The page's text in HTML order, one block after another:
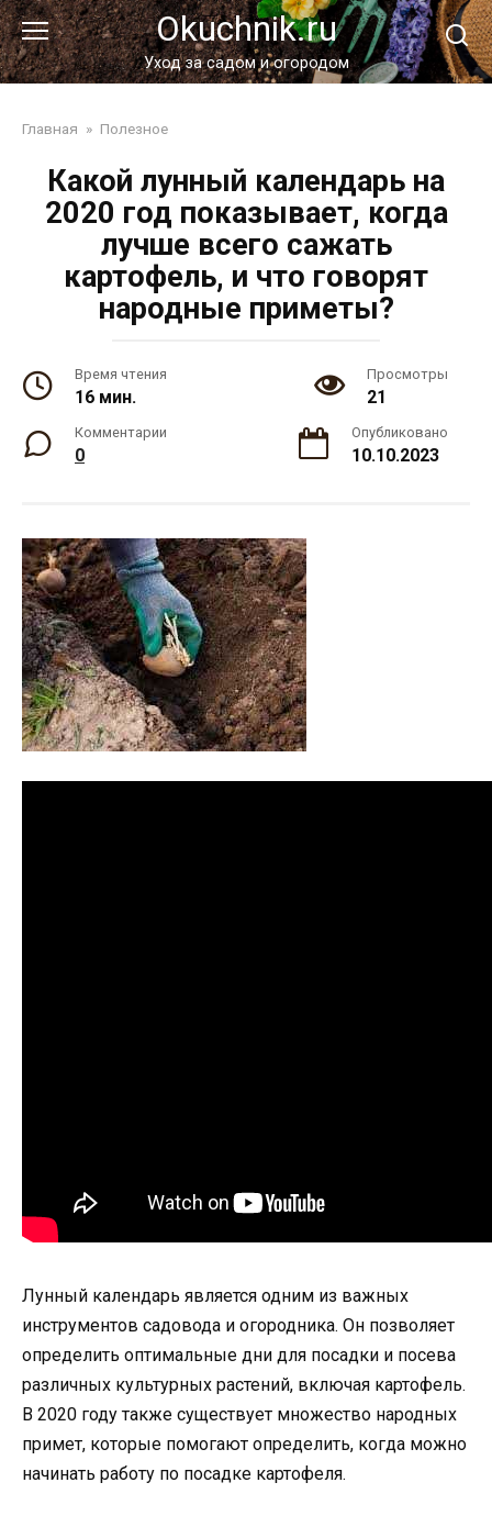
Перейти
к
контенту
Okuchnik.ru
Уход за садом и огородом
Главная » Полезное
Какой лунный календарь на
2020 год показывает, когда
лучше всего сажать
картофель, и что говорят
народные приметы?
Время чтения
16 мин.
Просмотры
21
Комментарии
0
Опубликовано
10.10.2023
Лунный календарь является одним из важных
инструментов садовода и огородника. Он позволяет
определить оптимальные дни для посадки и посева
различных культурных растений, включая картофель.
В 2020 году также существует множество народных
примет, которые помогают определить, когда можно
начинать работу по посадке картофеля.